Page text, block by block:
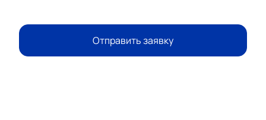
Отправить заявку